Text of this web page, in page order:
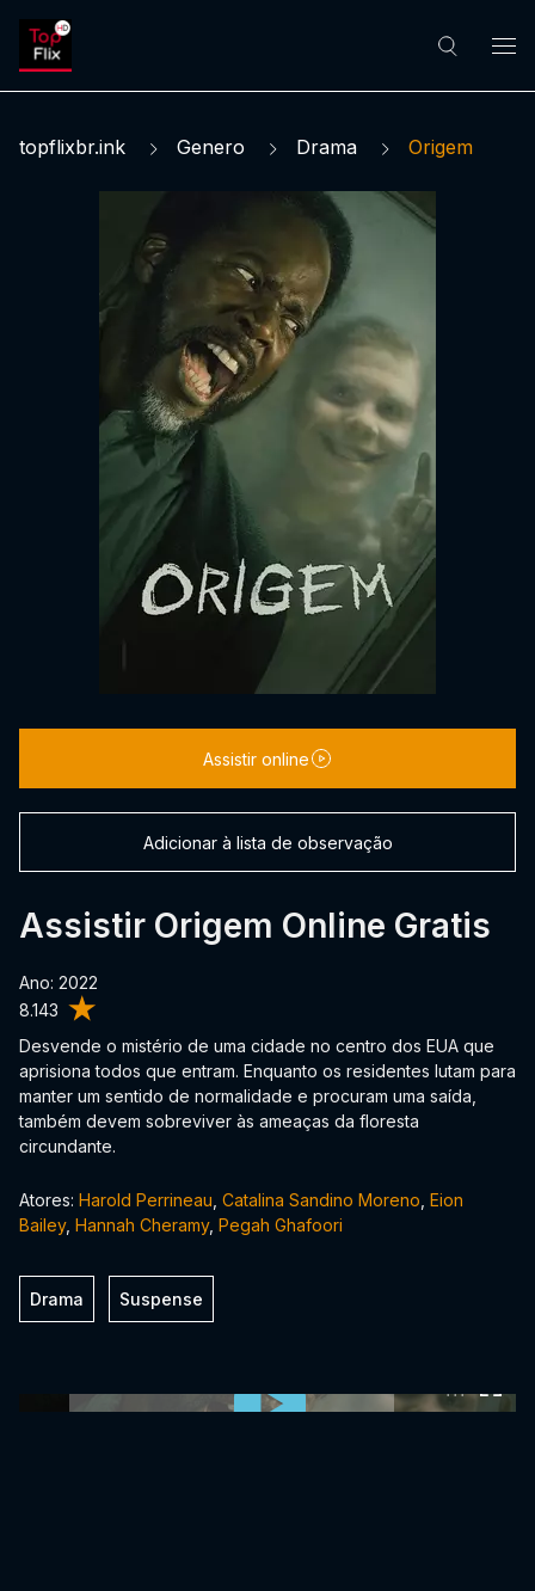
topflixbr.ink Genero Drama Origem
8.143
Assistir Origem Online Gratis
Ano: 2022
Desvende o mistério de uma cidade no centro dos EUA que
aprisiona todos que entram. Enquanto os residentes lutam para
manter um sentido de normalidade e procuram uma saída,
também devem sobreviver às ameaças da floresta
circundante.
Assistir online
Adicionar à lista de observação
Atores: Harold Perrineau Catalina Sandino Moreno Eion
Bailey, Hannah Cheramy, Pegah Ghafoori
Drama Suspense